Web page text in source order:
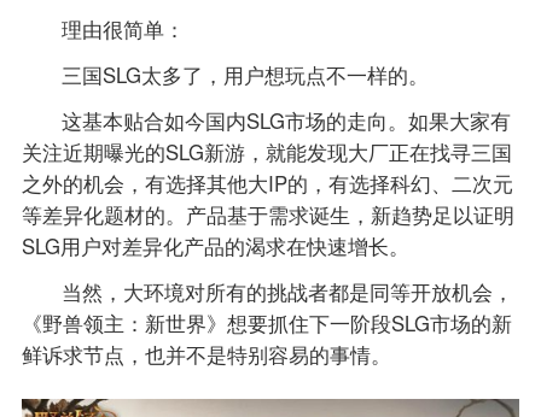
理由很简单：
三国SLG太多了，用户想玩点不一样的。
这基本贴合如今国内SLG市场的走向。如果大家有
关注近期曝光的SLG新游，就能发现大厂正在找寻三国
之外的机会，有选择其他大IP的，有选择科幻、二次元
等差异化题材的。产品基于需求诞生，新趋势足以证明
SLG用户对差异化产品的渴求在快速增长。
当然，大环境对所有的挑战者都是同等开放机会，
《野兽领主：新世界》想要抓住下一阶段SLG市场的新
鲜诉求节点，也并不是特别容易的事情。